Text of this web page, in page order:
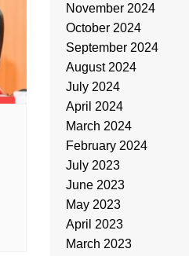
November 2024
October 2024
September 2024
August 2024
July 2024
April 2024
March 2024
February 2024
July 2023
June 2023
May 2023
April 2023
March 2023